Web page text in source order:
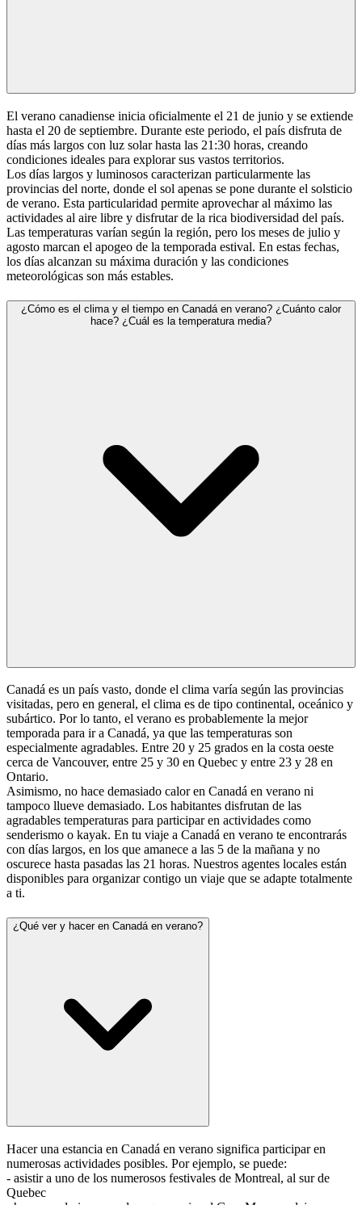
El verano canadiense inicia oficialmente el 21 de junio y se extiende
hasta el 20 de septiembre. Durante este periodo, el país disfruta de
días más largos con luz solar hasta las 21:30 horas, creando
condiciones ideales para explorar sus vastos territorios.
Los días largos y luminosos caracterizan particularmente las
provincias del norte, donde el sol apenas se pone durante el solsticio
de verano. Esta particularidad permite aprovechar al máximo las
actividades al aire libre y disfrutar de la rica biodiversidad del país.
Las temperaturas varían según la región, pero los meses de julio y
agosto marcan el apogeo de la temporada estival. En estas fechas,
los días alcanzan su máxima duración y las condiciones
meteorológicas son más estables.
¿Cómo es el clima y el tiempo en Canadá en verano? ¿Cuánto calor
hace? ¿Cuál es la temperatura media?
Canadá es un país vasto, donde el clima varía según las provincias
visitadas, pero en general, el clima es de tipo continental, oceánico y
subártico. Por lo tanto, el verano es probablemente la mejor
temporada para ir a Canadá, ya que las temperaturas son
especialmente agradables. Entre 20 y 25 grados en la costa oeste
cerca de Vancouver, entre 25 y 30 en Quebec y entre 23 y 28 en
Ontario.
Asimismo, no hace demasiado calor en Canadá en verano ni
tampoco llueve demasiado. Los habitantes disfrutan de las
agradables temperaturas para participar en actividades como
senderismo o kayak. En tu viaje a Canadá en verano te encontrarás
con días largos, en los que amanece a las 5 de la mañana y no
oscurece hasta pasadas las 21 horas. Nuestros agentes locales están
disponibles para organizar contigo un viaje que se adapte totalmente
a ti.
¿Qué ver y hacer en Canadá en verano?
Hacer una estancia en Canadá en verano significa participar en
numerosas actividades posibles. Por ejemplo, se puede:
- asistir a uno de los numerosos festivales de Montreal, al sur de
Quebec